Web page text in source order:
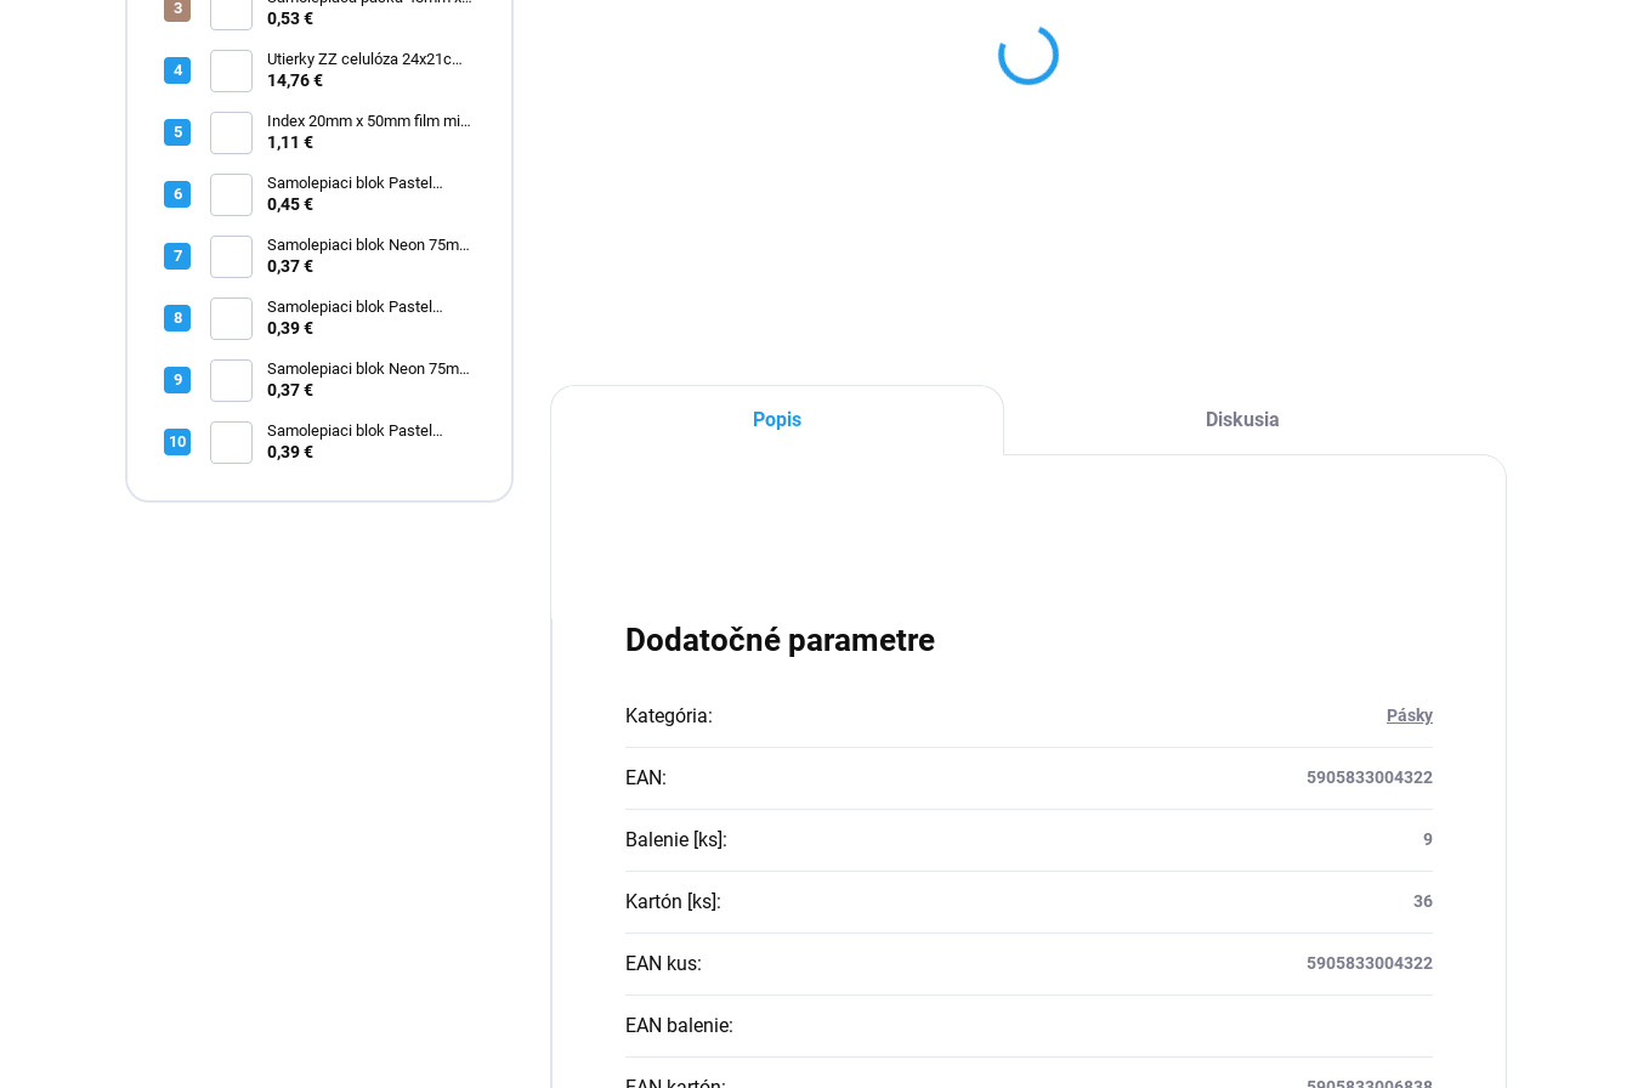
60m ACR priehľadná "made in
0,53 €
Utierky ZZ celulóza 24x21cm
3000 ks
14,76 €
Index 20mm x 50mm film mix
2671-09
1,11 €
Samolepiaci blok Pastel
50mm x 40mm žltý 3kusy
0,45 €
Samolepiaci blok Neon 75mm
x 75mm zelený
0,37 €
Samolepiaci blok Pastel
75mm x 75mm ružový
0,39 €
Samolepiaci blok Neon 75mm
x 75mm žltý
0,37 €
Samolepiaci blok Pastel
75mm x 75mm modrý
0,39 €
Popis Diskusia
Dodatočné parametre
Kategória: Pásky
EAN: 5905833004322
Balenie [ks]: 9
Kartón [ks]: 36
EAN kus: 5905833004322
EAN balenie: